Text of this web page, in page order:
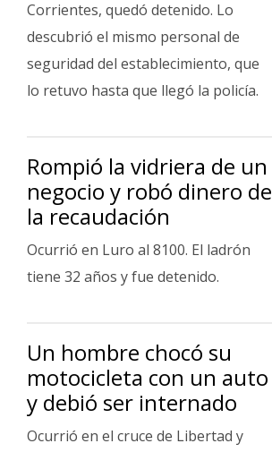
Corrientes, quedó detenido. Lo
descubrió el mismo personal de
seguridad del establecimiento, que
lo retuvo hasta que llegó la policía.
Rompió la vidriera de un
negocio y robó dinero de
la recaudación
Ocurrió en Luro al 8100. El ladrón
tiene 32 años y fue detenido.
Un hombre chocó su
motocicleta con un auto
y debió ser internado
Ocurrió en el cruce de Libertad y